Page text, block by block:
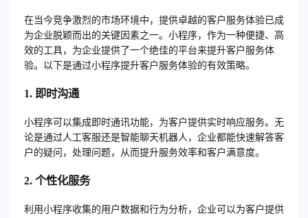
在当今竞争激烈的市场环境中，提供卓越的客户服务体验已成
为企业脱颖而出的关键因素之一。小程序，作为一种便捷、高
效的工具，为企业提供了一个绝佳的平台来提升客户服务体
验。以下是通过小程序提升客户服务体验的有效策略。
1. 即时沟通
小程序可以集成即时通讯功能，为客户提供实时响应服务。无
论是通过人工客服还是智能聊天机器人，企业都能快速解答客
户的疑问，处理问题，从而提升服务效率和客户满意度。
2. 个性化服务
利用小程序收集的用户数据和行为分析，企业可以为客户提供